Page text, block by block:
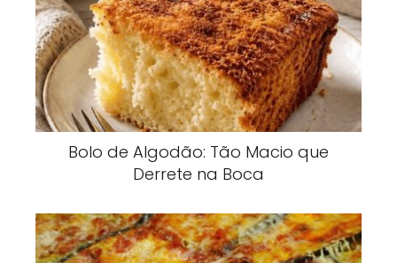
Bolo de Algodão: Tão Macio que
Derrete na Boca